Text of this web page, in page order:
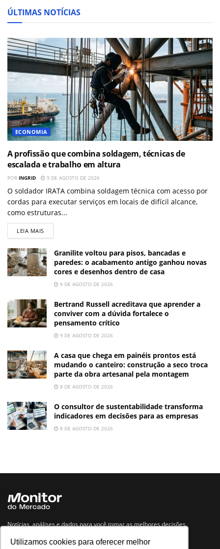
Utilizamos cookies para oferecer melhor
ÚLTIMAS NOTÍCIAS
ECONOMIA
A profissão que combina soldagem, técnicas de
escalada e trabalho em altura
POR INGRID 9 DE AGOSTO DE 2026
O soldador IRATA combina soldagem técnica com acesso por
cordas para executar serviços em locais de difícil alcance,
como estruturas...
LEIA MAIS
Granilite voltou para pisos, bancadas e
paredes: o acabamento antigo ganhou novas
cores e desenhos dentro de casa
9 DE AGOSTO DE 2026
Bertrand Russell acreditava que aprender a
conviver com a dúvida fortalece o
pensamento crítico
9 DE AGOSTO DE 2026
A casa que chega em painéis prontos está
mudando o canteiro: construção a seco troca
parte da obra artesanal pela montagem
8 DE AGOSTO DE 2026
O consultor de sustentabilidade transforma
indicadores em decisões para as empresas
8 DE AGOSTO DE 2026
Notícias, análises e dados para você tomar as melhores decisões.
Navegue no site